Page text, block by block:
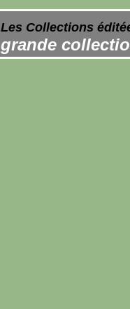
Les Collections
grande